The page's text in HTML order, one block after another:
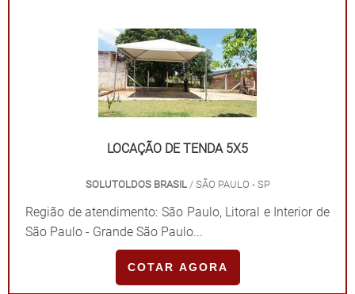
LOCAÇÃO DE TENDA 5X5
SOLUTOLDOS BRASIL / SÃO PAULO - SP
Região de atendimento: São Paulo, Litoral e Interior de
São Paulo - Grande São Paulo...
COTAR AGORA